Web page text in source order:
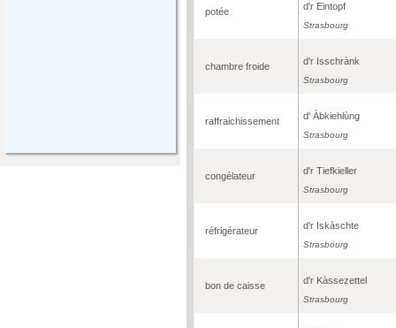
potée d'r Eintopf
Strasbourg
chambre froide d'r Isschrànk
Strasbourg
raffraichissement d' Àbkiehlùng
Strasbourg
congélateur d'r Tiefkieller
Strasbourg
réfrigérateur d'r Iskàschte
Strasbourg
bon de caisse d'r Kàssezettel
Strasbourg